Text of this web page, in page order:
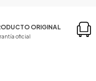
ORIGINAL
oficial